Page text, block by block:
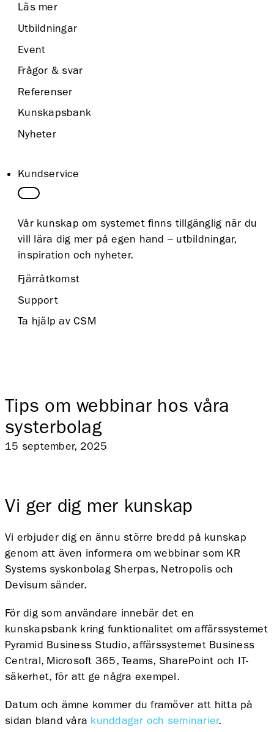
Läs mer
Utbildningar
Event
Frågor & svar
Referenser
Kunskapsbank
Nyheter
Kundservice
Vår kunskap om systemet finns tillgänglig när du
vill lära dig mer på egen hand – utbildningar,
inspiration och nyheter.
Fjärråtkomst
Support
Ta hjälp av CSM
Tips om webbinar hos våra
systerbolag
15 september, 2025
Vi ger dig mer kunskap
Vi erbjuder dig en ännu större bredd på kunskap
genom att även informera om webbinar som KR
Systems syskonbolag Sherpas, Netropolis och
Devisum sänder.
För dig som användare innebär det en
kunskapsbank kring funktionalitet om affärssystemet
Pyramid Business Studio, affärssystemet Business
Central, Microsoft 365, Teams, SharePoint och IT-
säkerhet, för att ge några exempel.
Datum och ämne kommer du framöver att hitta på
sidan bland våra kunddagar och seminarier.